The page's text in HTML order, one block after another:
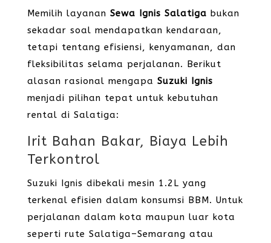
Memilih layanan Sewa Ignis Salatiga bukan
sekadar soal mendapatkan kendaraan,
tetapi tentang efisiensi, kenyamanan, dan
fleksibilitas selama perjalanan. Berikut
alasan rasional mengapa Suzuki Ignis
menjadi pilihan tepat untuk kebutuhan
rental di Salatiga:
Irit Bahan Bakar, Biaya Lebih
Terkontrol
Suzuki Ignis dibekali mesin 1.2L yang
terkenal efisien dalam konsumsi BBM. Untuk
perjalanan dalam kota maupun luar kota
seperti rute Salatiga–Semarang atau